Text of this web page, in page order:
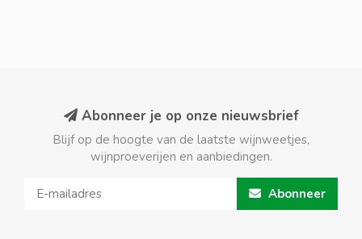
Abonneer je op onze nieuwsbrief
Blijf op de hoogte van de laatste wijnweetjes,
wijnproeverijen en aanbiedingen.
Abonneer